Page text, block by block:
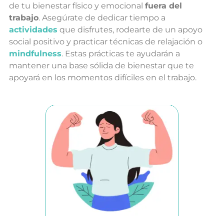
de tu bienestar físico y emocional fuera del
trabajo. Asegúrate de dedicar tiempo a
actividades que disfrutes, rodearte de un apoyo
social positivo y practicar técnicas de relajación o
mindfulness. Estas prácticas te ayudarán a
mantener una base sólida de bienestar que te
apoyará en los momentos difíciles en el trabajo.